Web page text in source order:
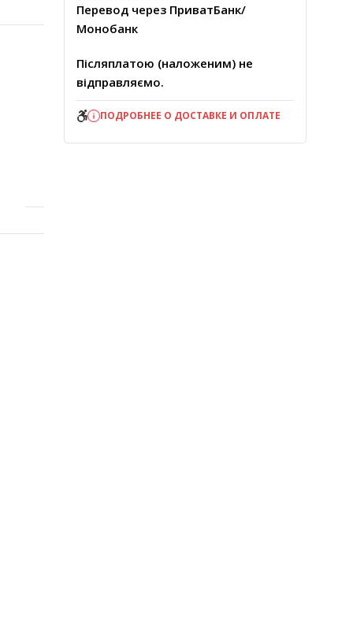
Перевод через ПриватБанк/
Монобанк
Післяплатою (наложеним) не
відправляємо.
ПОДРОБНЕЕ О ДОСТАВКЕ И ОПЛАТЕ